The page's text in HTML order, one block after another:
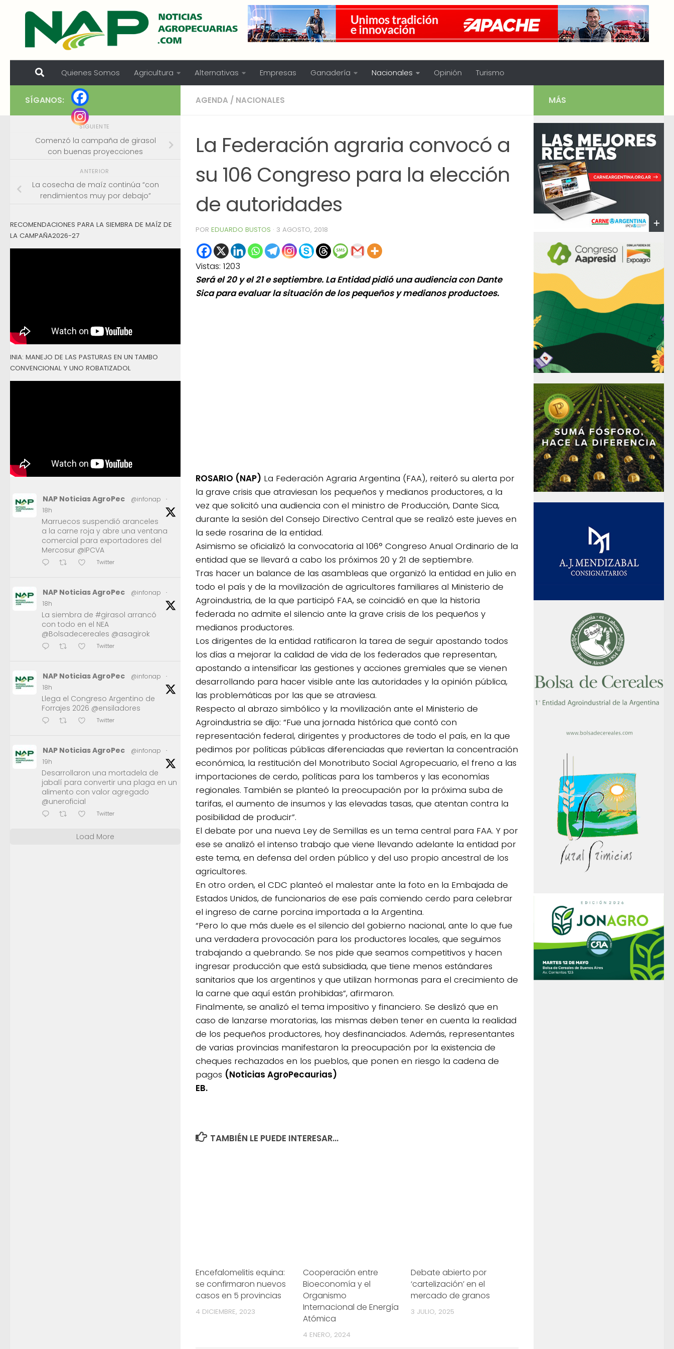
Skip to content
Quienes Somos Agricultura Alternativas Empresas Ganadería Nacionales Opinión Turismo
AGENDA / NACIONALES
La Federación agraria convocó a
su 106 Congreso para la elección
de autoridades
POR EDUARDO BUSTOS · 3 AGOSTO, 2018
Vistas: 1203
Será el 20 y el 21 e septiembre. La Entidad pidió una audiencia con Dante
Sica para evaluar la situación de los pequeños y medianos productoes.
ROSARIO (NAP) La Federación Agraria Argentina (FAA), reiteró su alerta por
la grave crisis que atraviesan los pequeños y medianos productores, a la
vez que solicitó una audiencia con el ministro de Producción, Dante Sica,
durante la sesión del Consejo Directivo Central que se realizó este jueves en
la sede rosarina de la entidad.
Asimismo se oficializó la convocatoria al 106° Congreso Anual Ordinario de la
entidad que se llevará a cabo los próximos 20 y 21 de septiembre.
Tras hacer un balance de las asambleas que organizó la entidad en julio en
todo el país y de la movilización de agricultores familiares al Ministerio de
Agroindustria, de la que participó FAA, se coincidió en que la historia
federada no admite el silencio ante la grave crisis de los pequeños y
medianos productores.
Los dirigentes de la entidad ratificaron la tarea de seguir apostando todos
los días a mejorar la calidad de vida de los federados que representan,
apostando a intensificar las gestiones y acciones gremiales que se vienen
desarrollando para hacer visible ante las autoridades y la opinión pública,
las problemáticas por las que se atraviesa.
Respecto al abrazo simbólico y la movilización ante el Ministerio de
Agroindustria se dijo: “Fue una jornada histórica que contó con
representación federal, dirigentes y productores de todo el país, en la que
pedimos por políticas públicas diferenciadas que reviertan la concentración
económica, la restitución del Monotributo Social Agropecuario, el freno a las
importaciones de cerdo, políticas para los tamberos y las economías
regionales. También se planteó la preocupación por la próxima suba de
tarifas, el aumento de insumos y las elevadas tasas, que atentan contra la
posibilidad de producir”.
El debate por una nueva Ley de Semillas es un tema central para FAA. Y por
ese se analizó el intenso trabajo que viene llevando adelante la entidad por
este tema, en defensa del orden público y del uso propio ancestral de los
agricultores.
En otro orden, el CDC planteó el malestar ante la foto en la Embajada de
Estados Unidos, de funcionarios de ese país comiendo cerdo para celebrar
el ingreso de carne porcina importada a la Argentina.
“Pero lo que más duele es el silencio del gobierno nacional, ante lo que fue
una verdadera provocación para los productores locales, que seguimos
trabajando a quebrando. Se nos pide que seamos competitivos y hacen
ingresar producción que está subsidiada, que tiene menos estándares
sanitarios que los argentinos y que utilizan hormonas para el crecimiento de
la carne que aquí están prohibidas”, afirmaron.
Finalmente, se analizó el tema impositivo y financiero. Se deslizó que en
caso de lanzarse moratorias, las mismas deben tener en cuenta la realidad
de los pequeños productores, hoy desfinanciados. Además, representantes
de varias provincias manifestaron la preocupación por la existencia de
cheques rechazados en los pueblos, que ponen en riesgo la cadena de
pagos (Noticias AgroPecaurias)
EB.
TAMBIÉN LE PUEDE INTERESAR...
Encefalomelitis equina:
se confirmaron nuevos
casos en 5 provincias
4 DICIEMBRE, 2023
Cooperación entre
Bioeconomía y el
Organismo
Internacional de Energía
Atómica
4 ENERO, 2024
Debate abierto por
‘cartelización’ en el
mercado de granos
3 JULIO, 2025
SÍGANOS:
SIGUIENTE
Comenzó la campaña de girasol
con buenas proyecciones
ANTERIOR
La cosecha de maíz continúa “con
rendimientos muy por debajo”
RECOMENDACIONES PARA LA SIEMBRA DE MAÍZ DE
LA CAMPAÑA2026-27
INIA: MANEJO DE LAS PASTURAS EN UN TAMBO
CONVENCIONAL Y UNO ROBATIZADOL
NAP Noticias AgroPec @infonap
·
18h
Marruecos suspendió aranceles
a la carne roja y abre una ventana
comercial para exportadores del
Mercosur @IPCVA
Twitter
NAP Noticias AgroPec @infonap
·
18h
La siembra de #girasol arrancó
con todo en el NEA
@Bolsadecereales @asagirok
Twitter
NAP Noticias AgroPec @infonap
·
18h
Llega el Congreso Argentino de
Forrajes 2026 @ensiladores
Twitter
NAP Noticias AgroPec @infonap
·
19h
Desarrollaron una mortadela de
jabalí para convertir una plaga en un
alimento con valor agregado
@uneroficial
Twitter
Load More
MÁS